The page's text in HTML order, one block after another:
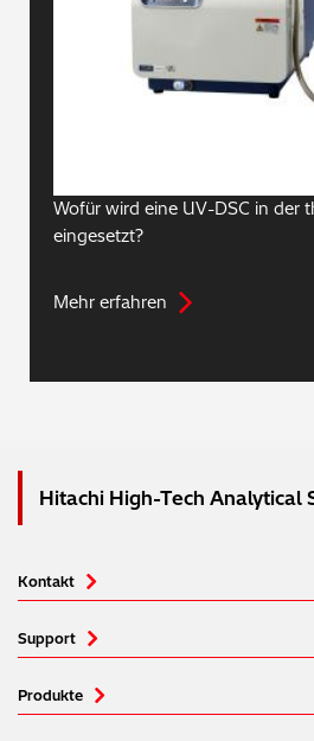
Wofür wird eine UV-DSC in der
eingesetzt?
Mehr erfahren
Hitachi High-Tech Analytical
Kontakt
Support
Produkte